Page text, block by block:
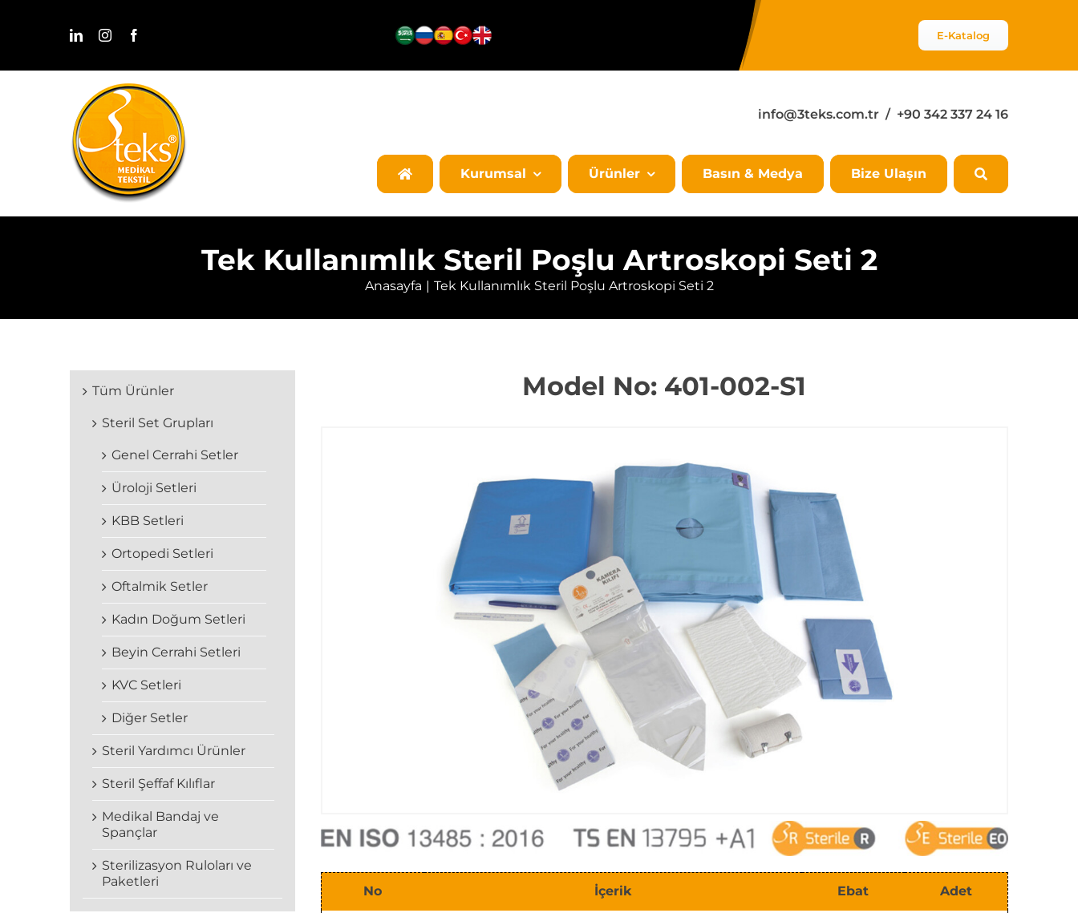
E-Katalog
info@3teks.com.tr / +90 342 337 24 16
Kurumsal Ürünler Basın & Medya Bize Ulaşın
Tek Kullanımlık Steril Poşlu Artroskopi Seti 2
Anasayfa Tek Kullanımlık Steril Poşlu Artroskopi Seti 2
Model No: 401-002-S1
No İçerik Ebat Adet
Tüm Ürünler
Steril Set Grupları
Genel Cerrahi Setler
Üroloji Setleri
KBB Setleri
Ortopedi Setleri
Oftalmik Setler
Kadın Doğum Setleri
Beyin Cerrahi Setleri
KVC Setleri
Diğer Setler
Steril Yardımcı Ürünler
Steril Şeffaf Kılıflar
Medikal Bandaj ve
Spançlar
Sterilizasyon Ruloları ve
Paketleri